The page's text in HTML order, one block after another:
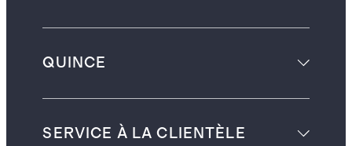
QUINCE
SERVICE À LA CLIENTÈLE